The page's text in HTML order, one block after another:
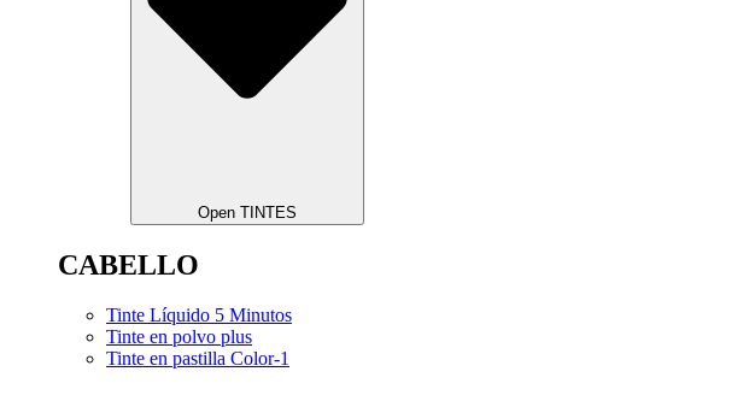
Open TINTES
CABELLO
Tinte Líquido 5 Minutos
Tinte en polvo plus
Tinte en pastilla Color-1